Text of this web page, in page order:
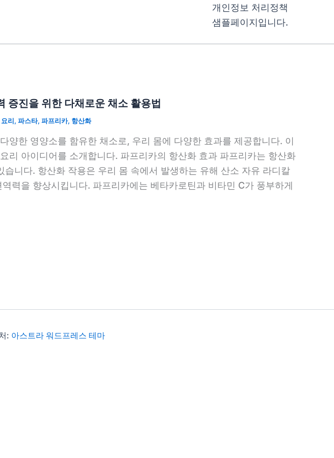
개인정보 처리정책
샘플페이지입니다.
증진을 위한 다채로운 채소 활용법
요리, 파스타, 파프리카, 항산화
양한 영양소를 함유한 채소로, 우리 몸에 다양한 효과를 제공합니다. 이
리 아이디어를 소개합니다. 파프리카의 항산화 효과 파프리카는 항산화
니다. 항산화 작용은 우리 몸 속에서 발생하는 유해 산소 자유 라디칼
력을 향상시킵니다. 파프리카에는 베타카로틴과 비타민 C가 풍부하게
: 아스트라 워드프레스 테마